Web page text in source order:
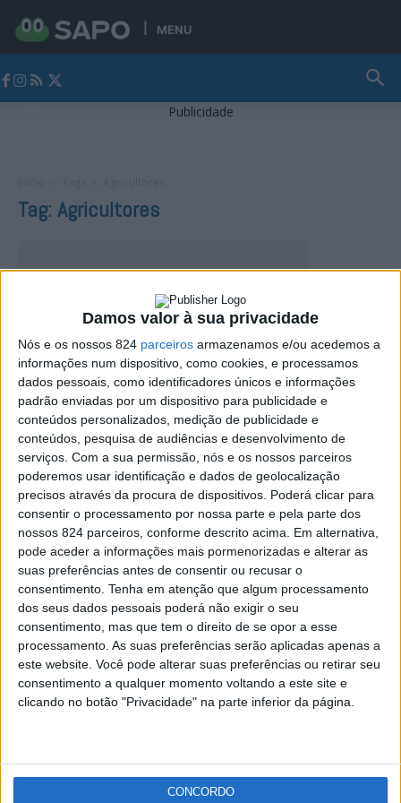
Damos valor à sua privacidade
Nós e os nossos 824 parceiros armazenamos e/ou acedemos a
informações num dispositivo, como cookies, e processamos
dados pessoais, como identificadores únicos e informações
padrão enviadas por um dispositivo para publicidade e
conteúdos personalizados, medição de publicidade e
conteúdos, pesquisa de audiências e desenvolvimento de
serviços. Com a sua permissão, nós e os nossos parceiros
poderemos usar identificação e dados de geolocalização
precisos através da procura de dispositivos. Poderá clicar para
consentir o processamento por nossa parte e pela parte dos
nossos 824 parceiros, conforme descrito acima. Em alternativa,
pode aceder a informações mais pormenorizadas e alterar as
suas preferências antes de consentir ou recusar o
consentimento. Tenha em atenção que algum processamento
dos seus dados pessoais poderá não exigir o seu
consentimento, mas que tem o direito de se opor a esse
processamento. As suas preferências serão aplicadas apenas a
este website. Você pode alterar suas preferências ou retirar seu
consentimento a qualquer momento voltando a este site e
clicando no botão "Privacidade" na parte inferior da página.
CONCORDO
MENU
Publicidade
Tag: Agricultores
Governo antecipa apoio excepcional de 500 milhões
de euros aos agricultores
Redacção - 12 de Maio, 2022
Publicidade
Publicidade
RSS X